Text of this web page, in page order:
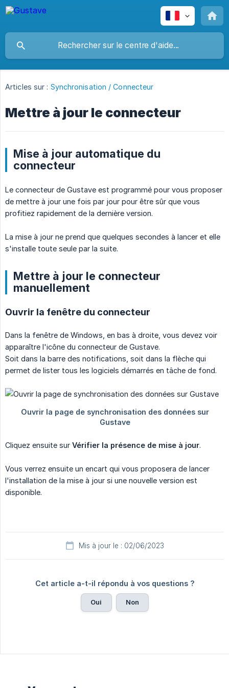
Articles sur : Synchronisation / Connecteur
Mettre à jour le connecteur
Mise à jour automatique du
connecteur
Le connecteur de Gustave est programmé pour vous proposer
de mettre à jour une fois par jour pour être sûr que vous
profitiez rapidement de la dernière version.
La mise à jour ne prend que quelques secondes à lancer et elle
s'installe toute seule par la suite.
Mettre à jour le connecteur
manuellement
Ouvrir la fenêtre du connecteur
Dans la fenêtre de Windows, en bas à droite, vous devez voir
apparaître l'icône du connecteur de Gustave.
Soit dans la barre des notifications, soit dans la flèche qui
permet de lister tous les logiciels démarrés en tâche de fond.
Cliquez ensuite sur Vérifier la présence de mise à jour.
Vous verrez ensuite un encart qui vous proposera de lancer
l'installation de la mise à jour si une nouvelle version est
disponible.
Mis à jour le : 02/06/2023
Cet article a-t-il répondu à vos questions ?
Oui Non